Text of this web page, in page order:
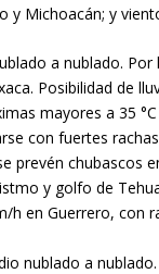
y Michoacán; y
a nublado.
Posibilidad de
mayores a 35
con fuertes
prevén chubascos
y golfo de
en Guerrero, con
nublado a